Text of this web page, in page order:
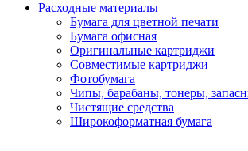
Расходные материалы
Бумага для цветной печати
Бумага офисная
Оригинальные картриджи
Совместимые картриджи
Фотобумага
Чипы, барабаны, тонеры,
Чистящие средства
Широкоформатная бумага